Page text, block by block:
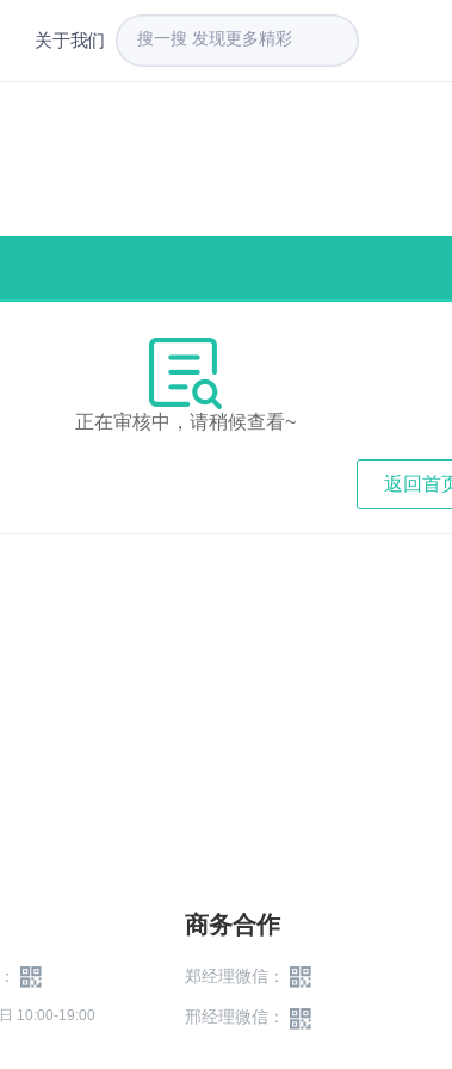
关于我们
正在审核中，请稍候查看~
返回首
10:00-19:00
商务合作
郑经理微信：
邢经理微信：